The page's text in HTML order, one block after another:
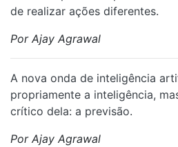
de realizar ações diferentes.
Por Ajay Agrawal
⁠A nova onda de inteligência
propriamente a inteligência,
crítico dela: a previsão.
Por Ajay Agrawal